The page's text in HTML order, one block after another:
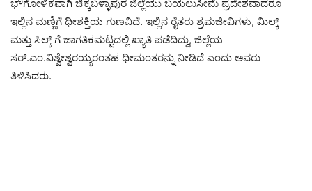
ಭೌಗೋಳಿಕವಾಗಿ ಚಿಕ್ಕಬಳ್ಳಾಪುರ ಜಿಲ್ಲೆಯು ಬಯಲುಸೀಮೆ ಪ್ರದೇಶವಾದರೂ
ಇಲ್ಲಿನ ಮಣ್ಣಿಗೆ ಧೀಶಕ್ತಿಯ ಗುಣವಿದೆ. ಇಲ್ಲಿನ ರೈತರು ಶ್ರಮಜೀವಿಗಳು, ಮಿಲ್ಕ್
ಮತ್ತು ಸಿಲ್ಕ್ ಗೆ ಜಾಗತಿಕಮಟ್ಟದಲ್ಲಿ ಖ್ಯಾತಿ ಪಡೆದಿದ್ದು, ಜಿಲ್ಲೆಯ
ಸರ್.ಎಂ.ವಿಶ್ವೇಶ್ವರಯ್ಯರಂತಹ ಧೀಮಂತರನ್ನು ನೀಡಿದೆ ಎಂದು ಅವರು
ತಿಳಿಸಿದರು.